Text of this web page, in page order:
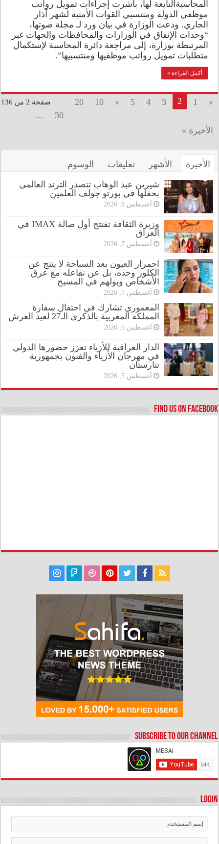
المحاسبةالتابعة لها، باشرت إجراءات تمويل رواتب
موظفي الدولة ومنتسبي القوات الأمنية لشهر آذار
الجاري. ودعت الوزارة في بيان ورد لـ مجلة صوتها،
“وحدات الإنفاق في الوزارات والمحافظات والجهات غير
المرتبطة بوزارة، إلى مراجعة دائرة المحاسبة لإستكمال
متطلبات تمويل رواتب موظفيها ومنتسبيها”.
أكمل القراءة »
صفحة 2 من 136 «
1
2
3
4
5
»
10
20
30
...
الأخيرة »
الأخيرة الأشهر تعليقات الوسوم
شيرين عبد الوهاب تتصدر الترند العالمي
بحفلها في بورتو جولف العلمين
أغسطس 8, 2026
وزيرة الثقافة تفتتح أول صالة IMAX في
العراق
أغسطس 7, 2026
احمرار العيون بعد السباحة لا ينتج عن
الكلور وحده، بل عن تفاعله مع عرق
الأشخاص وبولهم في المسبح
أغسطس 7, 2026
المعموري تشارك في احتفال سفارة
المملكة المغربية بالذكرى الـ27 لعيد العرش
أغسطس 6, 2026
الدار العراقية للأزياء تعزز حضورها الدولي
في مهرجان الأزياء والفنون بجمهورية
تتارستان
أغسطس 5, 2026
Find us on Facebook
Subscribe to our Channel
Login